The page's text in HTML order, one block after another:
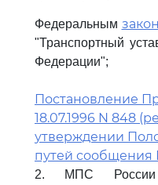
Федеральным
"Транспортный
Федерации";
Постановление
18.07.1996 N 848
утверждении
путей сообщения
2. МПС России